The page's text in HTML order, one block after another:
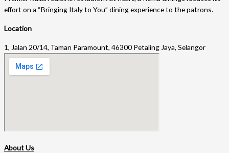
effort on a “Bringing Italy to You” dining experience to the patrons.
Location
1, Jalan 20/14, Taman Paramount, 46300 Petaling Jaya, Selangor
About Us